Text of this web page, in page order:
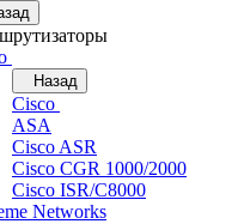
Назад
Cisco
ASA
Cisco ASR
Cisco CGR 1000/2000
Cisco ISR/С8000
Networks